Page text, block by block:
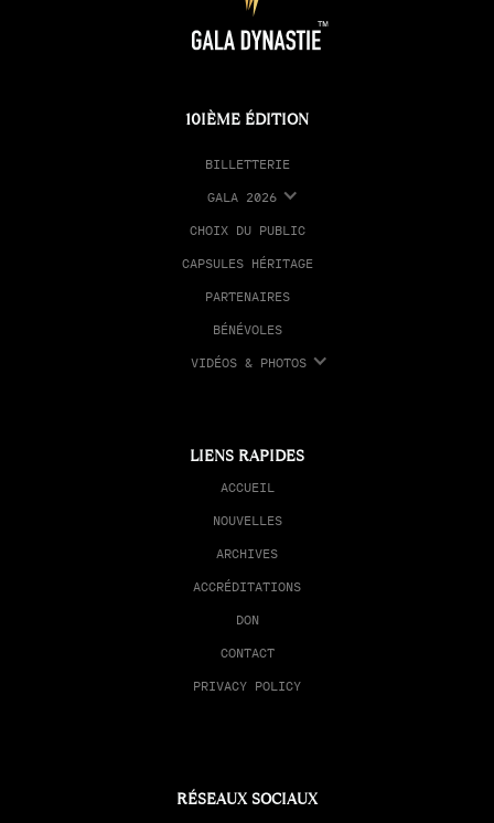
10IÈME ÉDITION
BILLETTERIE
GALA 2026
CHOIX DU PUBLIC
CAPSULES HÉRITAGE
PARTENAIRES
BÉNÉVOLES
VIDÉOS & PHOTOS
LIENS RAPIDES
ACCUEIL
NOUVELLES
ARCHIVES
ACCRÉDITATIONS
DON
CONTACT
PRIVACY POLICY
RÉSEAUX SOCIAUX